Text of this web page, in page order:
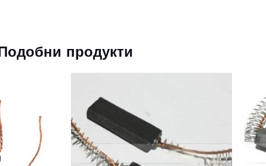
Подобни продукти